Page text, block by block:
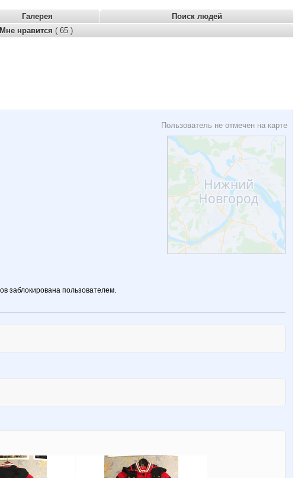
Галерея
Поиск людей
Мне нравится ( 65 )
Пользователь не отмечен на карте
заблокирована пользователем.